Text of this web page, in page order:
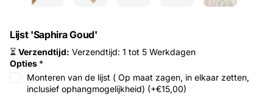
Lijst 'Saphira Goud'
⏳ Verzendtijd: Verzendtijd: 1 tot 5 Werkdagen
Opties *
Monteren van de lijst ( Op maat zagen, in elkaar zetten,
inclusief ophangmogelijkheid) (+€15,00)